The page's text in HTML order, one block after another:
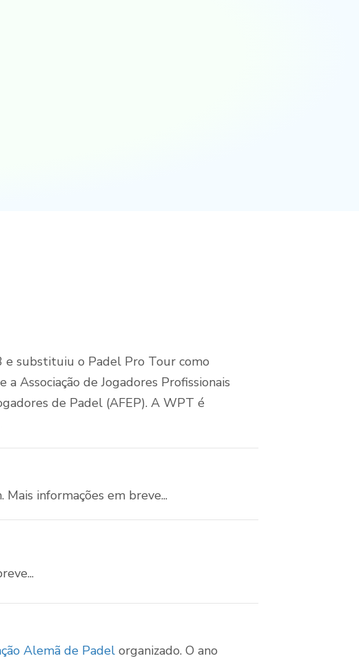
substituiu o Padel Pro Tour como
de Jogadores Profissionais
de Padel (AFEP). A WPT é
informações em breve...